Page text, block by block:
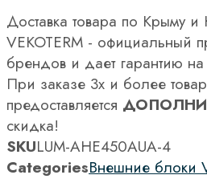
Доставка товара по Крыму и
VEKOTERM - официальный
брендов и дает гарантию
При заказе 3х и более
предоставляется
скидка!
SKULUM-AHE450AUA-4
CategoriesВнешние блоки